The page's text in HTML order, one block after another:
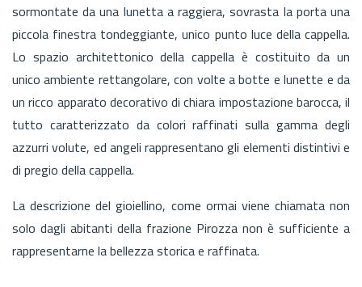
sormontate da una lunetta a raggiera, sovrasta la porta una
piccola finestra tondeggiante, unico punto luce della cappella.
Lo spazio architettonico della cappella è costituito da un
unico ambiente rettangolare, con volte a botte e lunette e da
un ricco apparato decorativo di chiara impostazione barocca, il
tutto caratterizzato da colori raffinati sulla gamma degli
azzurri volute, ed angeli rappresentano gli elementi distintivi e
di pregio della cappella.
La descrizione del gioiellino, come ormai viene chiamata non
solo dagli abitanti della frazione Pirozza non è sufficiente a
rappresentarne la bellezza storica e raffinata.